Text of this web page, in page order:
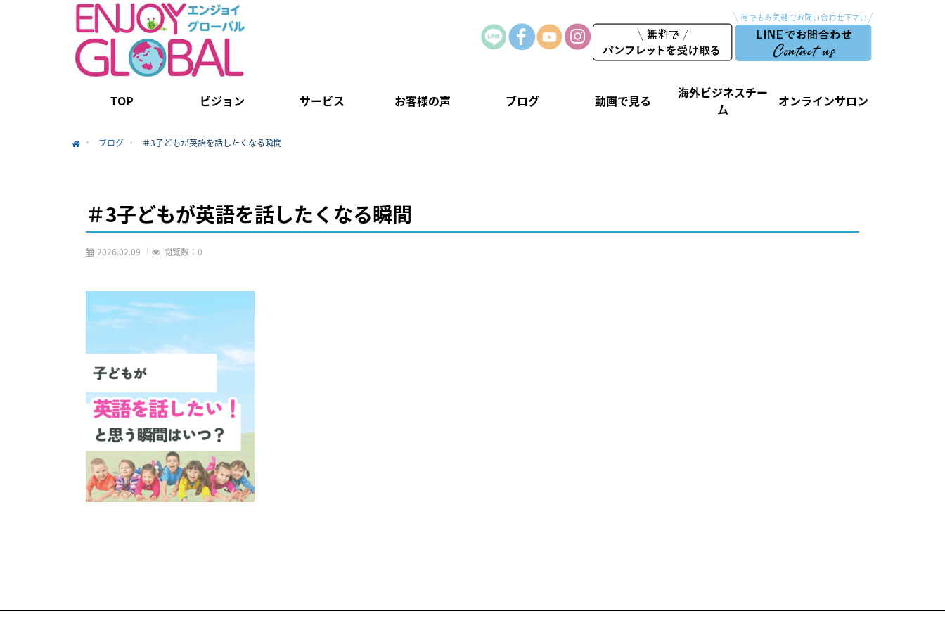
TOP ビジョン サービス お客様の声 ブログ 動画で見る
海外ビジネスチー
ム
オンラインサロン
ブログ ＃3子どもが英語を話したくなる瞬間
＃3子どもが英語を話したくなる瞬間
2026.02.09 閲覧数：0